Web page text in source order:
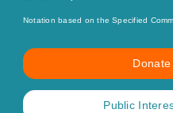
Notation based on the Specified
Public